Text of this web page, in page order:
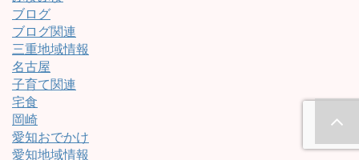
ブログ
ブログ関連
三重地域情報
名古屋
子育て関連
宅食
岡崎
愛知おでかけ
愛知地域情報